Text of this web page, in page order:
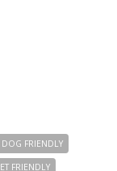
FRIENDLY
FRIENDLY